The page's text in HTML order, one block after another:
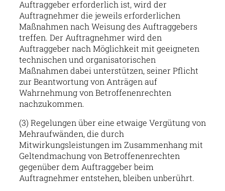
Auftraggeber erforderlich ist, wird der
Auftragnehmer die jeweils erforderlichen
Maßnahmen nach Weisung des Auftraggebers
treffen. Der Auftragnehmer wird den
Auftraggeber nach Möglichkeit mit geeigneten
technischen und organisatorischen
Maßnahmen dabei unterstützen, seiner Pflicht
zur Beantwortung von Anträgen auf
Wahrnehmung von Betroffenenrechten
nachzukommen.
(3) Regelungen über eine etwaige Vergütung von
Mehraufwänden, die durch
Mitwirkungsleistungen im Zusammenhang mit
Geltendmachung von Betroffenenrechten
gegenüber dem Auftraggeber beim
Auftragnehmer entstehen, bleiben unberührt.